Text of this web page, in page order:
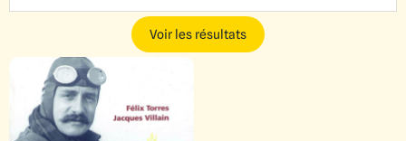
Voir les résultats